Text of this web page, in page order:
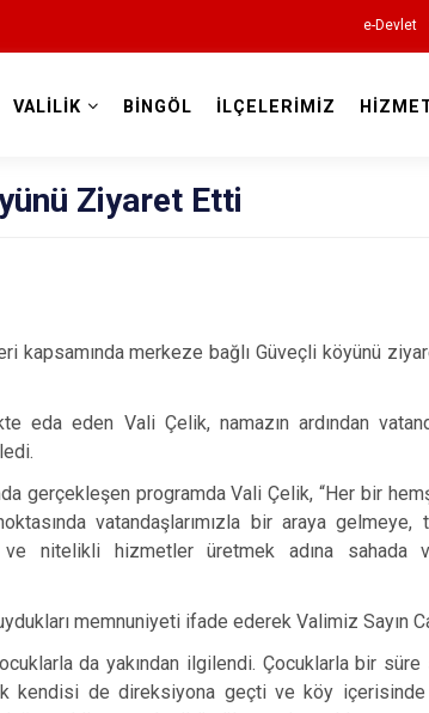
e-Devlet
VALİLİK BİNGÖL İLÇELERİMİZ
Ziyaret Etti
kapsamında merkeze bağlı Güveçli köyünü
eda eden Vali Çelik, namazın ardından
gerçekleşen programda Vali Çelik, “Her bir
vatandaşlarımızla bir araya
ve nitelikli hizmetler üretmek adına sahada
memnuniyeti ifade ederek Valimiz Sayın
da yakından ilgilendi. Çocuklarla bir
kendisi de direksiyona geçti ve köy içerisinde